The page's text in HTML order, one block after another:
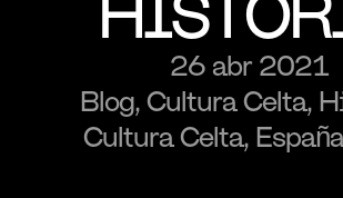
26 abr 2021
Blog, Cultura Celta,
Cultura Celta,